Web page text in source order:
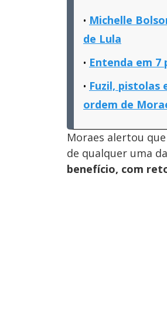
Michelle
de Lula
Entenda em
Fuzil, pistolas
ordem de
Moraes alertou
de qualquer uma
benefício, com